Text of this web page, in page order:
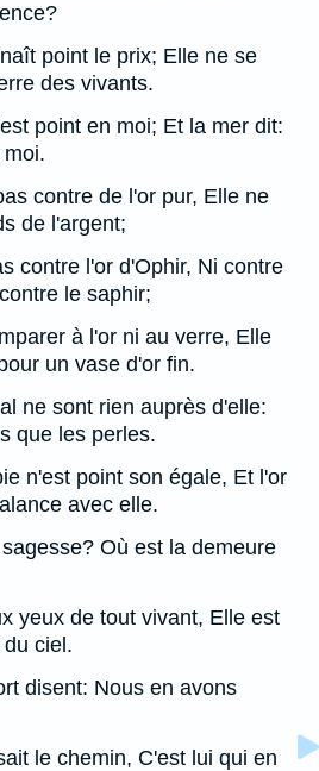
point le prix; Elle ne se
des vivants.
point en moi; Et la mer dit:
contre de l'or pur, Elle ne
de l'argent;
contre l'or d'Ophir, Ni contre
le saphir;
à l'or ni au verre, Elle
un vase d'or fin.
ne sont rien auprès d'elle:
que les perles.
n'est point son égale, Et l'or
avec elle.
Où est la demeure
yeux de tout vivant, Elle est
ciel.
disent: Nous en avons
le chemin, C'est lui qui en